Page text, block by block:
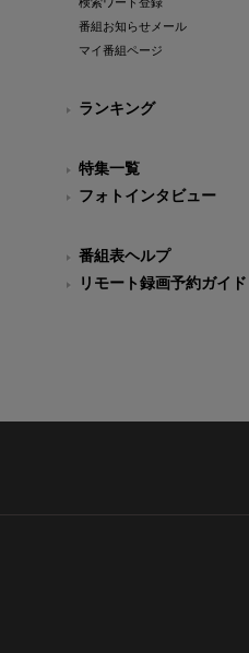
番組お知らせメール
マイ番組ページ
ランキング
特集一覧
フォトインタビュー
番組表ヘルプ
リモート録画予約ガイド